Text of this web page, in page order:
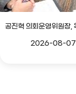
2026-08-07